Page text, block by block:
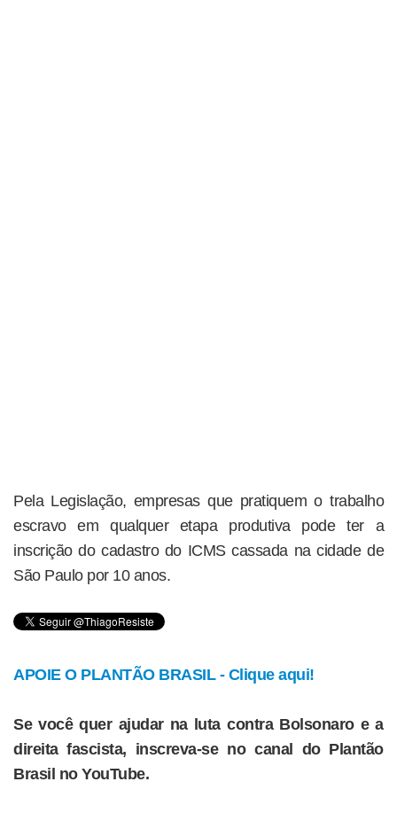
Pela Legislação, empresas que pratiquem o trabalho
escravo em qualquer etapa produtiva pode ter a
inscrição do cadastro do ICMS cassada na cidade de
São Paulo por 10 anos.
APOIE O PLANTÃO BRASIL - Clique aqui!
Se você quer ajudar na luta contra Bolsonaro e a
direita fascista, inscreva-se no canal do Plantão
Brasil no YouTube.